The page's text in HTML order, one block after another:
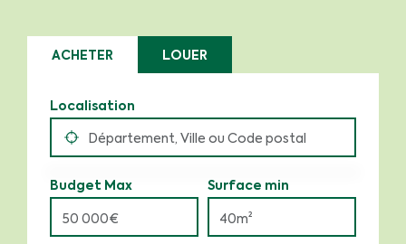
ACHETER LOUER
Localisation
Budget Max Surface min